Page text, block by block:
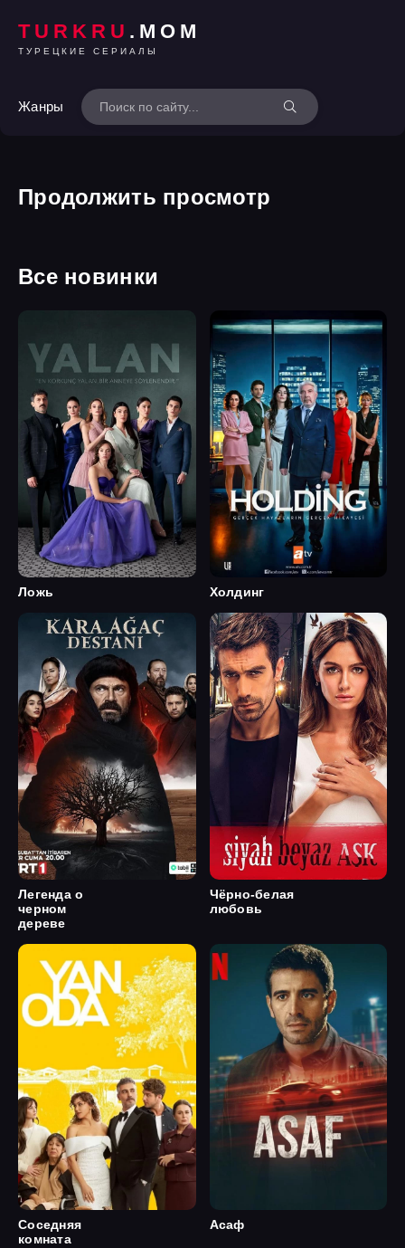
TURKRU .MOM
ТУРЕЦКИЕ СЕРИАЛЫ
Жанры
Продолжить просмотр
Все новинки
Ложь Холдинг
Легенда о
черном
дереве
Чёрно-белая
любовь
Соседняя
комната
Асаф